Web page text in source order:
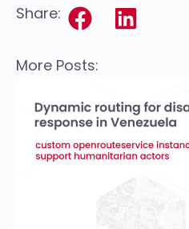
Share:
More Posts: